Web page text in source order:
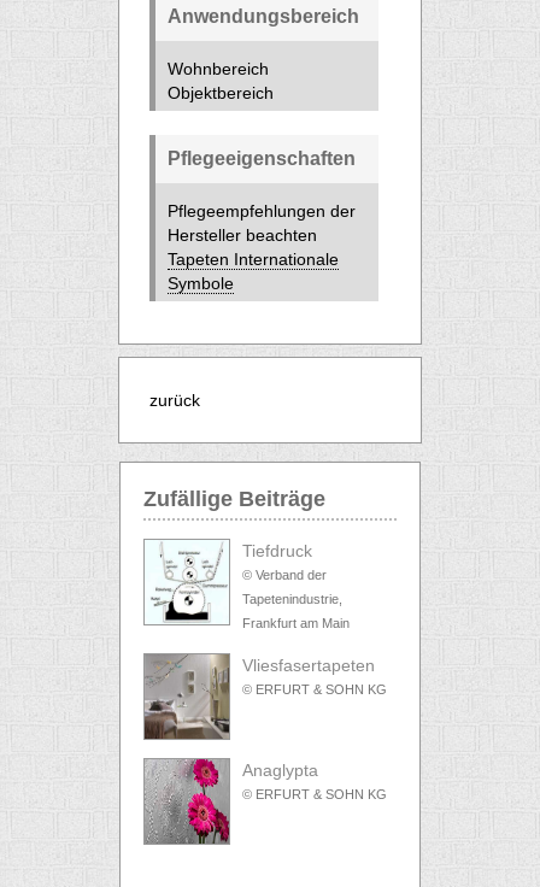
Anwendungsbereich
Wohnbereich
Objektbereich
Pflegeeigenschaften
Pflegeempfehlungen der
Hersteller beachten
Tapeten Internationale
Symbole
zurück
Zufällige Beiträge
Tiefdruck
© Verband der
Tapetenindustrie,
Frankfurt am Main
Vliesfasertapeten
© ERFURT & SOHN KG
Anaglypta
© ERFURT & SOHN KG